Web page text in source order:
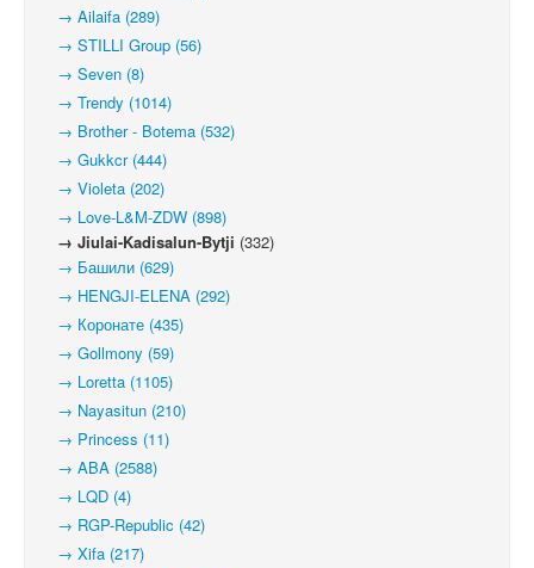
→ Ailaifa (289)
→ STILLI Group (56)
→ Seven (8)
→ Trendy (1014)
→ Brother - Botema (532)
→ Gukkcr (444)
→ Violeta (202)
→ Love-L&M-ZDW (898)
→ Jiulai-Kadisalun-Bytji (332)
→ Башили (629)
→ HENGJI-ELENA (292)
→ Коронате (435)
→ Gollmony (59)
→ Loretta (1105)
→ Nayasitun (210)
→ Princess (11)
→ ABA (2588)
→ LQD (4)
→ RGP-Republic (42)
→ Xifa (217)